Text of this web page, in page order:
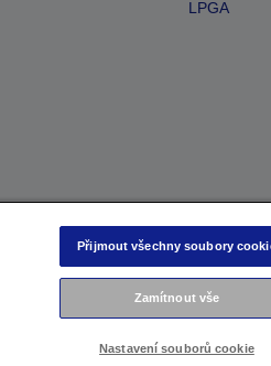
LPGA
Prohlášení o ochraně
Informace o
Přijmout všechny soubory
Zamítnout vše
Nastavení souborů cookie